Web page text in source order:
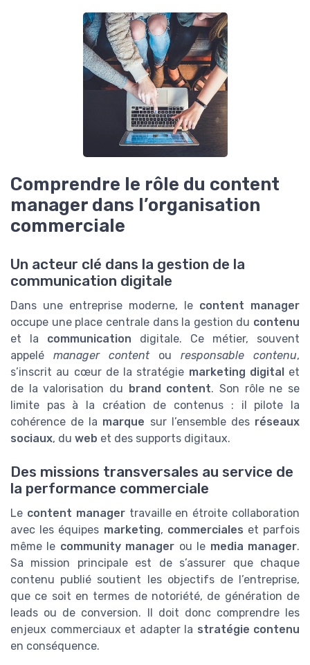
Comprendre le rôle du content
manager dans l’organisation
commerciale
Un acteur clé dans la gestion de la
communication digitale
Dans une entreprise moderne, le content manager
occupe une place centrale dans la gestion du contenu
et la communication digitale. Ce métier, souvent
appelé manager contentou responsable contenu,
s’inscrit au cœur de la stratégie marketing digitalet
de la valorisation du brand content. Son rôle ne se
limite pas à la création de contenus : il pilote la
cohérence de la marque sur l’ensemble des réseaux
sociaux, du web et des supports digitaux.
Des missions transversales au service de
la performance commerciale
Le content managertravaille en étroite collaboration
avec les équipes marketing, commerciales et parfois
même le community manager ou le media manager.
Sa mission principale est de s’assurer que chaque
contenu publié soutient les objectifs de l’entreprise,
que ce soit en termes de notoriété, de génération de
leads ou de conversion. Il doit donc comprendre les
enjeux commerciaux et adapter la stratégie contenu
en conséquence.